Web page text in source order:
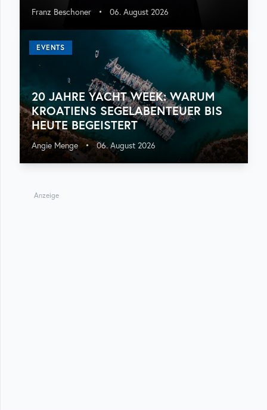
Franz Beschoner • 06. August 2026
EVENTS
20 JAHRE YACHT WEEK: WARUM
KROATIENS SEGELABENTEUER BIS
HEUTE BEGEISTERT
Angie Menge • 06. August 2026
Anzeige